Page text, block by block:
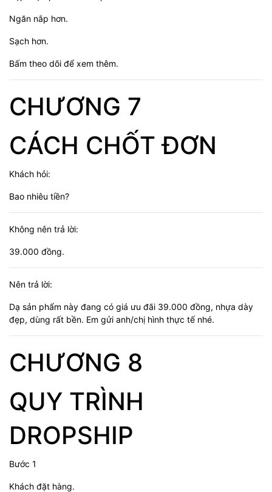
Ngăn nắp hơn.
Sạch hơn.
Bấm theo dõi để xem thêm.
CHƯƠNG 7
CÁCH CHỐT ĐƠN
Khách hỏi:
Bao nhiêu tiền?
Không nên trả lời:
39.000 đồng.
Nên trả lời:
Dạ sản phẩm này đang có giá ưu đãi 39.000 đồng, nhựa dày
đẹp, dùng rất bền. Em gửi anh/chị hình thực tế nhé.
CHƯƠNG 8
QUY TRÌNH
DROPSHIP
Bước 1
Khách đặt hàng.